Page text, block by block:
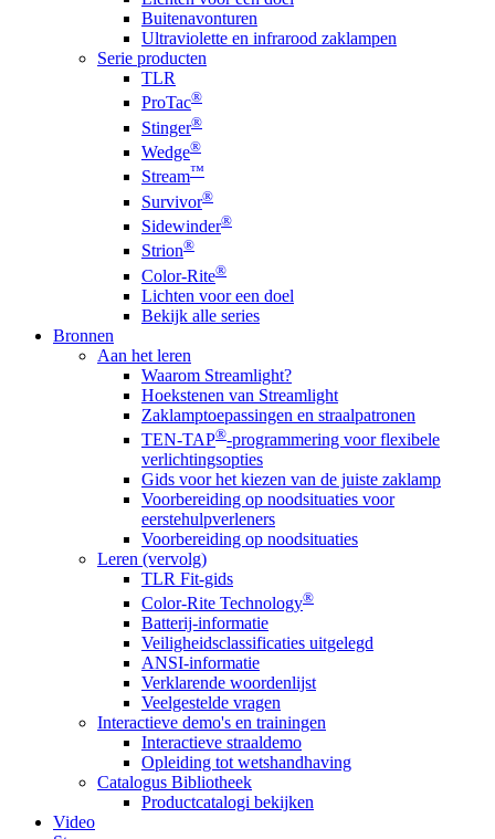
Buitenavonturen
Ultraviolette en infrarood zaklampen
Serie producten
TLR
ProTac®
Stinger®
Wedge®
Stream™
Survivor®
Sidewinder®
Strion®
Color-Rite®
Lichten voor een doel
Bekijk alle series
Bronnen
Aan het leren
Waarom Streamlight?
Hoekstenen van Streamlight
Zaklamptoepassingen en straalpatronen
TEN-TAP®-programmering voor flexibele
verlichtingsopties
Gids voor het kiezen van de juiste zaklamp
Voorbereiding op noodsituaties voor
eerstehulpverleners
Voorbereiding op noodsituaties
Leren (vervolg)
TLR Fit-gids
Color-Rite Technology®
Batterij-informatie
Veiligheidsclassificaties uitgelegd
ANSI-informatie
Verklarende woordenlijst
Veelgestelde vragen
Interactieve demo's en trainingen
Interactieve straaldemo
Opleiding tot wetshandhaving
Catalogus Bibliotheek
Productcatalogi bekijken
Video